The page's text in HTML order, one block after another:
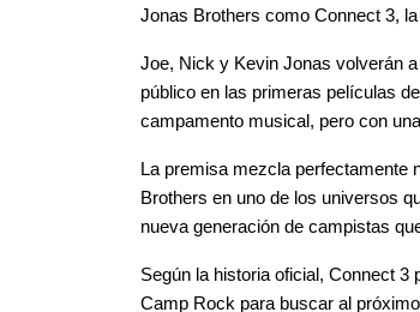
Jonas Brothers como Connect 3,
Joe, Nick y Kevin Jonas volverán
público en las primeras películas de
campamento musical, pero con
La premisa mezcla perfectamente
Brothers en uno de los universos
nueva generación de campistas
Según la historia oficial, Connect 3
Camp Rock para buscar al